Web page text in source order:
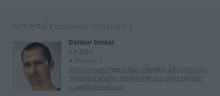
komentáře nejnovější nejčtenější
Dalibor Dostál
8.8.2026
Diskuse: 2
Místo kosení vyprahlých trávníků odstraňování
invazních dřevin. Změny klimatu promění péči
o zeleň ve městech